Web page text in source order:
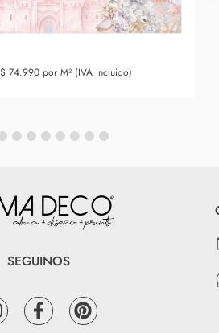
$74.990por M² (IVA incluido)
SEGUINOS